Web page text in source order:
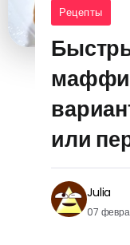
Рецепты
или
Julia
07